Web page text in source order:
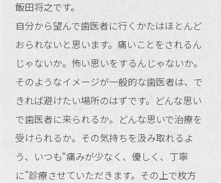
飯田将之です。
自分から望んで歯医者に行くかたはほとんど
おられないと思います。痛いことをされるん
じゃないか。怖い思いをするんじゃないか。
そのようなイメージが一般的な歯医者は、で
きれば避けたい場所のはずです。どんな思い
で歯医者に来られるか。どんな思いで治療を
受けられるか。その気持ちを汲み取れるよ
う、いつも“痛みが少なく、優しく、丁寧
に”診療させていただきます。その上で枚方